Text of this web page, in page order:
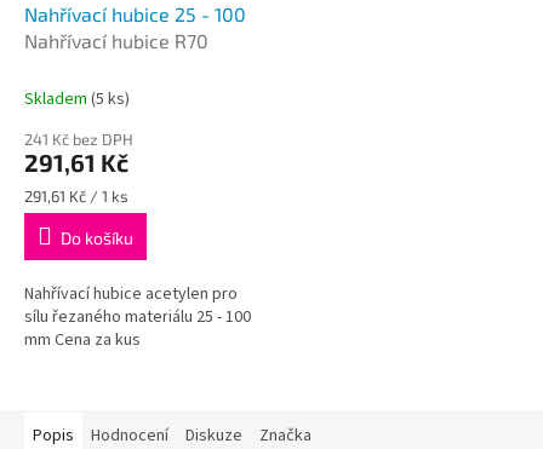
Nahřívací hubice 25 - 100
Nahřívací hubice R70
Skladem (5 ks)
241 Kč bez DPH
291,61 Kč
Měrná
cena:
291,61 Kč / 1 ks
Do košíku
Nahřívací hubice acetylen pro
sílu řezaného materiálu 25 - 100
mm Cena za kus
Popis Hodnocení Diskuze Značka